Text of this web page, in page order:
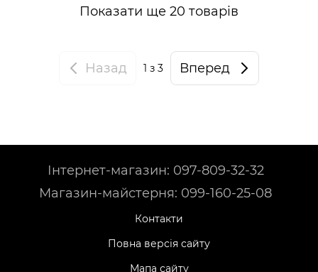
Показати ще 20 товарів
Назад 1 з 3 Вперед
Інтернет-магазин: 097-809-32-32
Магазин-майстерня: 099-160-25-08
Контакти
Повна версія сайту
Мапа сайту